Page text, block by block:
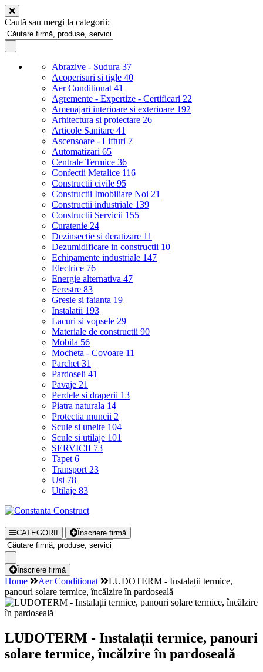
Caută sau mergi la categorii:
Abrazive - Sudura 37
Acoperisuri si tigle 40
Aer Conditionat 41
Agremente - Expertize - Certificari 22
Amenajari interioare si exterioare 192
Arhitectura si proiectare 26
Articole Sanitare 41
Ascensoare - Lifturi 7
Automatizari 65
Centrale Termice 36
Confectii Metalice 116
Constructii civile 95
Constructii Imobiliare Noi 21
Constructii industriale 139
Constructii Servicii 155
Curatenie 24
Dezinsectie si deratizare 11
Dezumidificare in constructii 10
Echipamente industriale 147
Electrice 76
Energie alternativa 47
Ferestre 83
Gresie si faianta 19
Instalatii 193
Lacuri si vopsele 29
Materiale de constructii 90
Mobila 56
Mocheta - Covoare 11
Parchet 31
Pardoseli 41
Pavaje 21
Perdele si draperii 13
Piatra naturala 14
Protectia muncii 2
Scule si unelte 104
Scule si utilaje 101
SERVICII 73
Tapet 6
Transport 23
Usi 78
Utilaje 83
CATEGORII Înscriere firmă
Înscriere firmă
Home Aer Conditionat
LUDOTERM - Instalații termice,
panouri solare termice, încălzire în pardoseală
LUDOTERM - Instalații termice, panouri
solare termice, încălzire în pardoseală